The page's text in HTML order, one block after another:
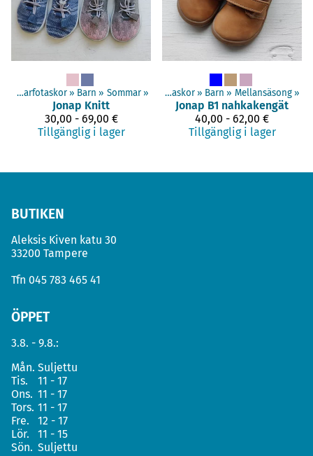
Barfotaskor ‪» Barn ‪» Sommar ‪»
Jonap Knitt
30,00 - 69,00 €
Tillgänglig i lager
Produkter ‪» Barfotaskor ‪» Barn ‪» Mellansäsong ‪»
Jonap B1 nahkakengät
40,00 - 62,00 €
Tillgänglig i lager
BUTIKEN
Aleksis Kiven katu 30
33200 Tampere
Tfn 045 783 465 41
ÖPPET
3.8. - 9.8.:
Mån. Suljettu
Tis.
11 - 17
Ons. 11 - 17
Tors. 11 - 17
Fre.
12 - 17
Lör.
11 - 15
Sön. Suljettu